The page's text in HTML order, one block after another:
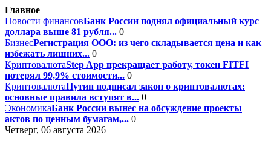
Главное
Новости финансовБанк России поднял официальный курс
доллара выше 81 рубля... 0
БизнесРегистрация ООО: из чего складывается цена и как
избежать лишних... 0
КриптовалютаStep App прекращает работу, токен FITFI
потерял 99,9% стоимости... 0
КриптовалютаПутин подписал закон о криптовалютах:
основные правила вступят в... 0
ЭкономикаБанк России вынес на обсуждение проекты
актов по ценным бумагам,... 0
Четверг, 06 августа 2026